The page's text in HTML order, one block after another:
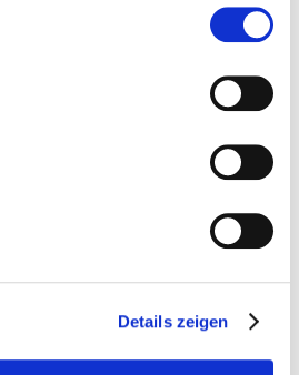
Details zeigen